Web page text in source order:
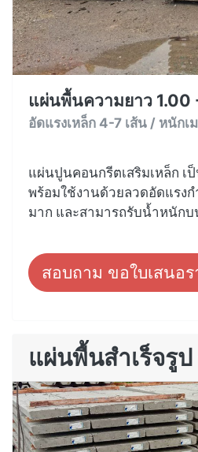
แผ่นพื้นความยาว 1.00
อัดแรงเหล็ก 4-7 เส้น / หนักเ
แผ่นปูนคอนกรีตเสริมเหล็ก
พร้อมใช้งานด้วยลวดอัดแรง
มาก และสามารถรับน้ำหนัก
สอบถาม ขอใบเสนอร
แผ่นพื้นสำเร็จรู